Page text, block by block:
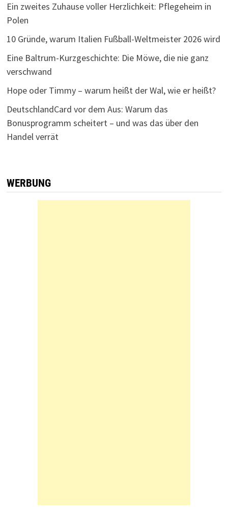
Ein zweites Zuhause voller Herzlichkeit: Pflegeheim in
Polen
10 Gründe, warum Italien Fußball-Weltmeister 2026 wird
Eine Baltrum-Kurzgeschichte: Die Möwe, die nie ganz
verschwand
Hope oder Timmy – warum heißt der Wal, wie er heißt?
DeutschlandCard vor dem Aus: Warum das
Bonusprogramm scheitert – und was das über den
Handel verrät
WERBUNG